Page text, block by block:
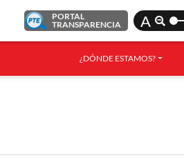
PORTAL
TRANSPARENCIA
A
¿DÓNDE ESTAMOS?